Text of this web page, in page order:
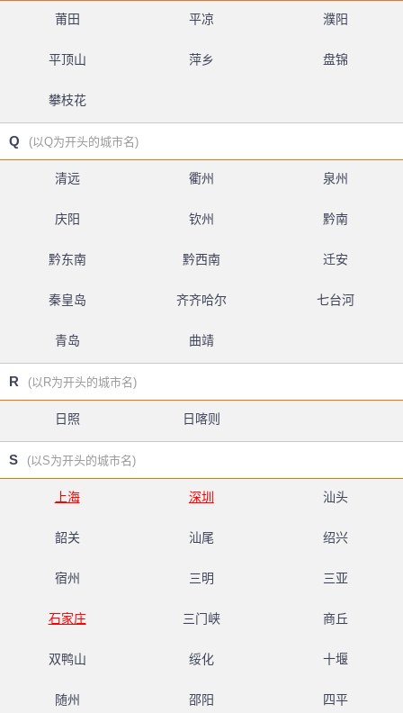
莆田 平凉 濮阳
平顶山 萍乡 盘锦
攀枝花
Q (以Q为开头的城市名)
清远 衢州 泉州
庆阳 钦州 黔南
黔东南 黔西南 迁安
秦皇岛 齐齐哈尔 七台河
青岛 曲靖
R (以R为开头的城市名)
日照 日喀则
S (以S为开头的城市名)
上海 深圳 汕头
韶关 汕尾 绍兴
宿州 三明 三亚
石家庄 三门峡 商丘
双鸭山 绥化 十堰
随州 邵阳 四平